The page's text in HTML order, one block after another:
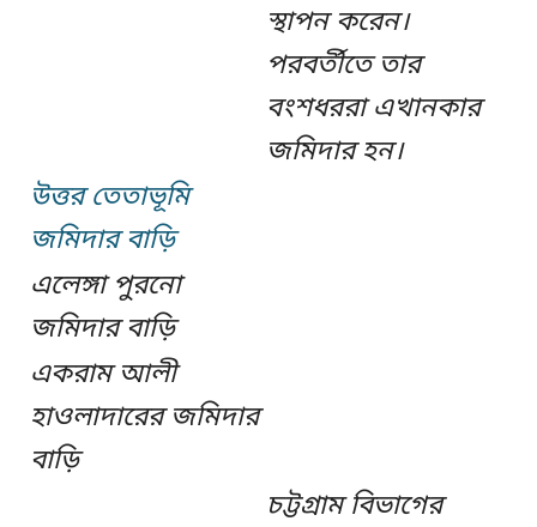
স্থাপন করেন।
পরবর্তীতে তার
বংশধররা এখানকার
জমিদার হন।
উত্তর তেতাভূমি
জমিদার বাড়ি
এলেঙ্গা পুরনো
জমিদার বাড়ি
একরাম আলী
হাওলাদারের জমিদার
বাড়ি
চট্টগ্রাম বিভাগের